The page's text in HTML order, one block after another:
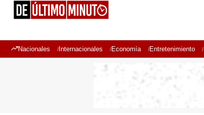
Nacionales Internacionales Economía Entretenimiento